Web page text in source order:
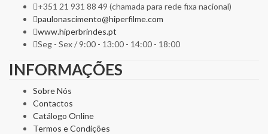
+351 21 931 88 49 (chamada para rede fixa nacional)
paulonascimento@hiperfilme.com
www.hiperbrindes.pt
Seg - Sex / 9:00 - 13:00 - 14:00 - 18:00
INFORMAÇÕES
Sobre Nós
Contactos
Catálogo Online
Termos e Condições